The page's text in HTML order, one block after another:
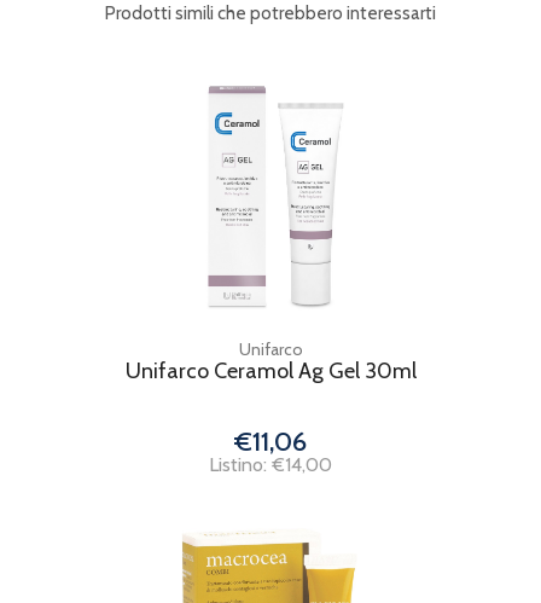
Prodotti simili che potrebbero interessarti
Unifarco
Unifarco Ceramol Ag Gel 30ml
€11,06
Listino: €14,00